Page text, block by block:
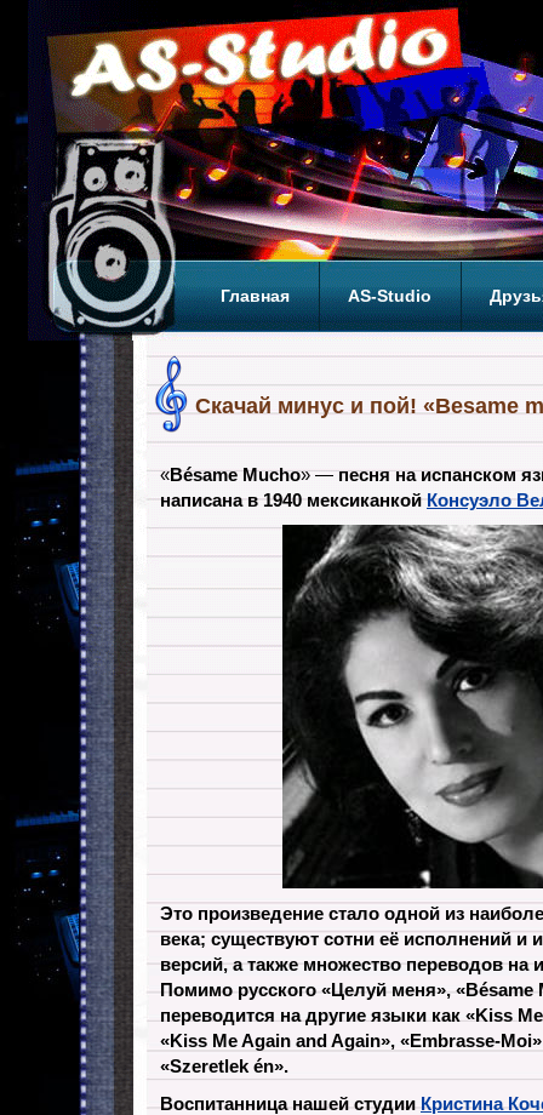
Главная AS-Studio
Скачай минус и пой! «Besame
«Bésame Mucho» —песня на испанском
написана в 1940 мексиканкойКонсуэло
Это произведение стало одной из
века; существуют сотни её исполнений и
версий, а также множество переводов на
Помимо русского «Целуй меня», «Bésame
переводится на другие языки как «Kiss
«Kiss Me Again and Again», «Embrasse-
«Szeretlek én».
Воспитанница нашей студии Кристина